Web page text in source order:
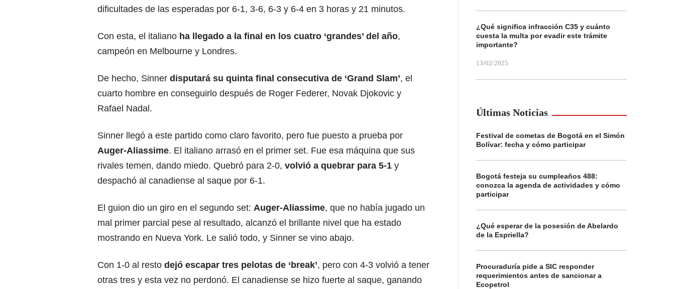
dificultades de las esperadas por 6-1, 3-6, 6-3 y 6-4 en 3 horas y 21 minutos.
Con esta, el italiano ha llegado a la final en los cuatro ‘grandes’ del año,
campeón en Melbourne y Londres.
De hecho, Sinner disputará su quinta final consecutiva de ‘Grand Slam’, el
cuarto hombre en conseguirlo después de Roger Federer, Novak Djokovic y
Rafael Nadal.
Sinner llegó a este partido como claro favorito, pero fue puesto a prueba por
Auger-Aliassime. El italiano arrasó en el primer set. Fue esa máquina que sus
rivales temen, dando miedo. Quebró para 2-0, volvió a quebrar para 5-1 y
despachó al canadiense al saque por 6-1.
El guion dio un giro en el segundo set: Auger-Aliassime, que no había jugado un
mal primer parcial pese al resultado, alcanzó el brillante nivel que ha estado
mostrando en Nueva York. Le salió todo, y Sinner se vino abajo.
Con 1-0 al resto dejó escapar tres pelotas de ‘break’, pero con 4-3 volvió a tener
otras tres y esta vez no perdonó. El canadiense se hizo fuerte al saque, ganando
¿Qué significa infracción C35 y cuánto
cuesta la multa por evadir este trámite
importante?
13/02/2025
Últimas Noticias
Festival de cometas de Bogotá en el Simón
Bolívar: fecha y cómo participar
Bogotá festeja su cumpleaños 488:
conozca la agenda de actividades y cómo
participar
¿Qué esperar de la posesión de Abelardo
de la Espriella?
Procuraduría pide a SIC responder
requerimientos antes de sancionar a
Ecopetrol